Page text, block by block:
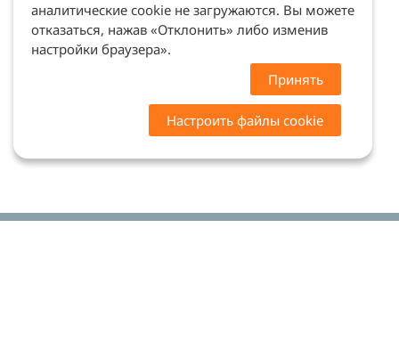
аналитические cookie не загружаются. Вы можете
отказаться, нажав «Отклонить» либо изменив
настройки браузера».
Принять
Настроить файлы cookie